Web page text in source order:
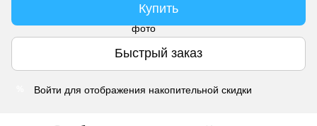
Купить
Быстрый заказ
Войти для отображения накопительной скидки